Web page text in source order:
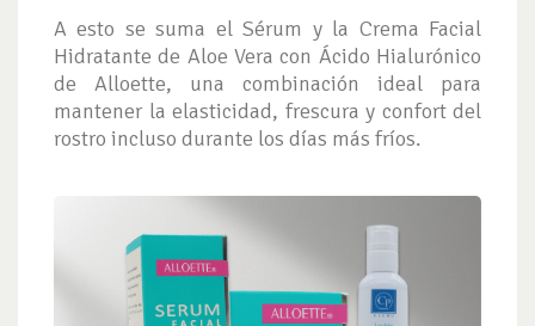
A esto se suma el Sérum y la Crema Facial
Hidratante de Aloe Vera con Ácido Hialurónico
de Alloette, una combinación ideal para
mantener la elasticidad, frescura y confort del
rostro incluso durante los días más fríos.